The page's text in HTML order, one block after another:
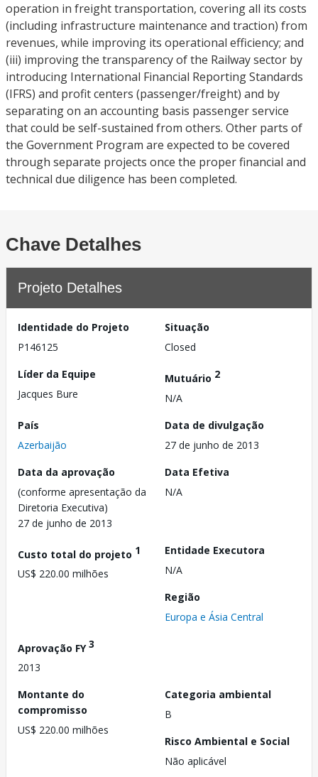
operation in freight transportation, covering all its costs
(including infrastructure maintenance and traction) from
revenues, while improving its operational efficiency; and
(iii) improving the transparency of the Railway sector by
introducing International Financial Reporting Standards
(IFRS) and profit centers (passenger/freight) and by
separating on an accounting basis passenger service
that could be self-sustained from others. Other parts of
the Government Program are expected to be covered
through separate projects once the proper financial and
technical due diligence has been completed.
Chave Detalhes
Projeto Detalhes
Identidade do Projeto
P146125
Situação
Closed
Líder da Equipe
Jacques Bure
Mutuário 2
N/A
País
Azerbaijão
Data de divulgação
27 de junho de 2013
Data da aprovação
(conforme apresentação da
Diretoria Executiva)
27 de junho de 2013
Data Efetiva
N/A
Custo total do projeto 1
US$ 220.00 milhões
Entidade Executora
N/A
Região
Europa e Ásia Central
Aprovação FY3
2013
Montante do
compromisso
US$ 220.00 milhões
Categoria ambiental
B
Risco Ambiental e Social
Não aplicável